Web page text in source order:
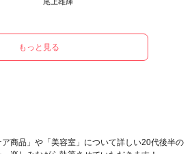
もっと見る
ア商品」や「美容室」について詳しい20代後半の